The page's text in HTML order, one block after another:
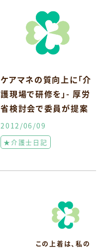
ケアマネの質向上に「介
護現場で研修を」- 厚労
省検討会で委員が提案
2012/06/09
★介護士日記
この上着は、私の